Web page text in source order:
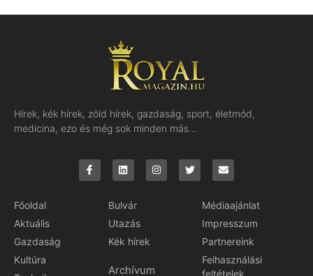
Hírek, kék hírek, zöld hírek, gazdaság, sport, életmód,
medicina, ezo és még sok minden más…
Főoldal
Aktuális
Gazdaság
Kultúra
Bulvár
Utazás
Kék hírek
Archívum
Médiaajánlat
Impresszum
Partnereink
Felhasználási
feltételek